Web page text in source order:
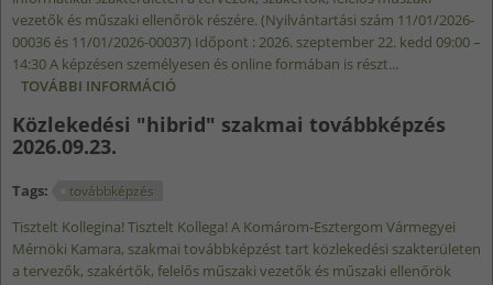
vezetők és műszaki ellenőrök részére. (Nyilvántartási szám 11/01/2026-
00036 és 11/01/2026-00037) Időpont : 2026. szeptember 22. kedd 09:00 –
14:30 A képzésen személyesen és online formában is részt...
TOVÁBBI INFORMÁCIÓ
TARTALOMMAL KAPCSOLATOSAN
Közlekedési "hibrid" szakmai továbbképzés
2026.09.23.
Tags: továbbképzés
Tisztelt Kollegina! Tisztelt Kollega! A Komárom-Esztergom Vármegyei
Mérnöki Kamara, szakmai továbbképzést tart közlekedési szakterületen
a tervezők, szakértők, felelős műszaki vezetők és műszaki ellenőrök